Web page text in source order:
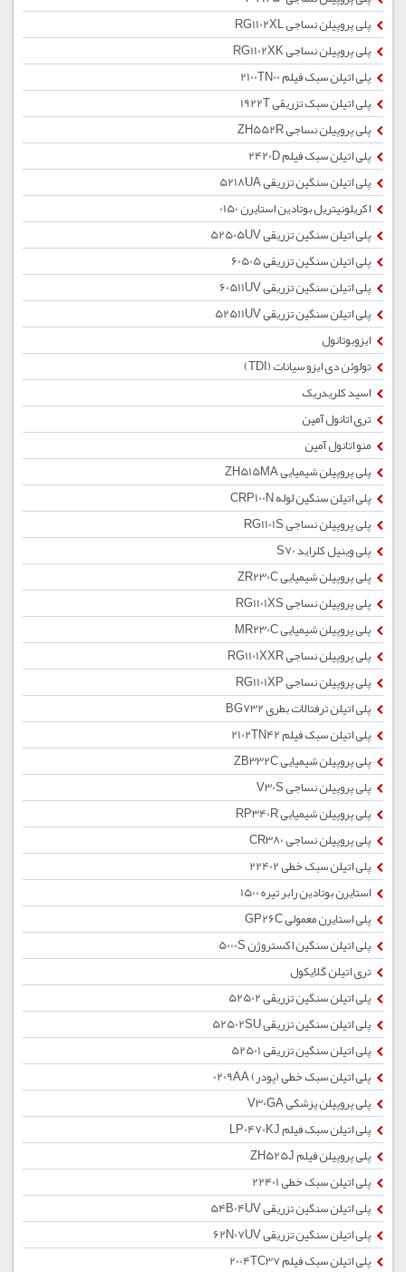
پلی پروپیلن نساجی RG1102XL
پلی پروپیلن نساجی RG1102XK
پلی اتیلن سبک فیلم 2100TN00
پلی اتیلن سبک تزریقی 1922T
پلی پروپیلن نساجی ZH552R
پلی اتیلن سبک فیلم 2420D
پلی اتیلن سنگین تزریقی 5218UA
اکریلونیتریل بوتادین استایرن 0150
پلی اتیلن سنگین تزریقی 52505UV
پلی اتیلن سنگین تزریقی 60505
پلی اتیلن سنگین تزریقی 60511UV
پلی اتیلن سنگین تزریقی 52511UV
ایزوبوتانول
تولوئن دی ایزو سیانات (TDI)
اسید کلریدریک
تری اتانول آمین
منو اتانول آمین
پلی پروپیلن شیمیایی ZH515MA
پلی اتیلن سنگین لوله CRP100N
پلی پروپیلن نساجی RG1101S
پلی وینیل کلراید S70
پلی پروپیلن شیمیایی ZR230C
پلی پروپیلن نساجی RG1101XS
پلی پروپیلن شیمیایی MR230C
پلی پروپیلن نساجی RG1101XXR
پلی پروپیلن نساجی RG1101XP
پلی اتیلن ترفتالات بطری BG732
پلی اتیلن سبک فیلم 2102TN42
پلی پروپیلن شیمیایی ZB332C
پلی پروپیلن نساجی V30S
پلی پروپیلن شیمیایی RP340R
پلی پروپیلن نساجی CR380
پلی اتیلن سبک خطی 22402
استایرن بوتادین رابر تیره 1500
پلی استایرن معمولی GP26C
پلی اتیلن سنگین اکستروژن 5000S
تری اتیلن گلایکول
پلی اتیلن سنگین تزریقی 52502
پلی اتیلن سنگین تزریقی 52502SU
پلی اتیلن سنگین تزریقی 52501
پلی اتیلن سبک خطی (پودر) 0209AA
پلی پروپیلن پزشکی V30GA
پلی اتیلن سبک فیلم LP0470KJ
پلی پروپیلن فیلم ZH525J
پلی اتیلن سبک خطی 22401
پلی اتیلن سنگین تزریقی 54B04UV
پلی اتیلن سنگین تزریقی 62N07UV
پلی اتیلن سبک فیلم 2004TC37